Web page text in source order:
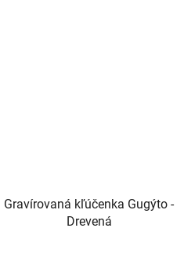
Gravírovaná kľúčenka Gugýto -
Drevená